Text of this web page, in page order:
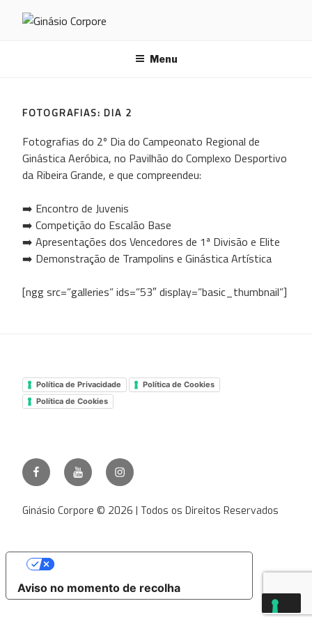
Menu
FOTOGRAFIAS: DIA 2
Fotografias do 2º Dia do Campeonato Regional de
Ginástica Aeróbica, no Pavilhão do Complexo Desportivo
da Ribeira Grande, e que compreendeu:
➡️ Encontro de Juvenis
➡️ Competição do Escalão Base
➡️ Apresentações dos Vencedores de 1ª Divisão e Elite
➡️ Demonstração de Trampolins e Ginástica Artística
[ngg src=”galleries” ids=”53″ display=”basic_thumbnail”]
Política de Privacidade
Política de Cookies
Política de Cookies
Facebook
Ginásio
Youtube Instagram
Ginásio Corpore © 2026 | Todos os Direitos Reservados
Aviso no momento de recolha
As suas escolhas de privacidade